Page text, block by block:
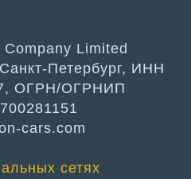
Limited
Петербург, ИНН
ОГРН/ОГРНИП
cars.com
сетях